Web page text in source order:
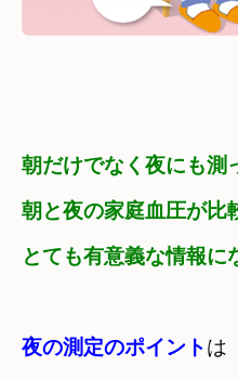
朝だけでなく夜にも測
朝と夜の家庭血圧が比
とても有意義な情報に
夜の測定のポイントは